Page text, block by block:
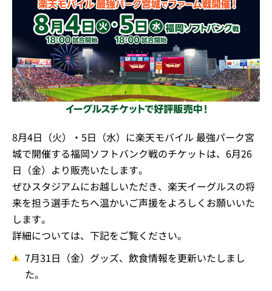
8月4日（火）・5日（水）に楽天モバイル 最強パーク宮
城で開催する福岡ソフトバンク戦のチケットは、6月26
日（金）より販売いたします。
ぜひスタジアムにお越しいただき、楽天イーグルスの将
来を担う選手たちへ温かいご声援をよろしくお願いいた
します。
詳細については、下記をご覧ください。
7月31日（金）グッズ、飲食情報を更新いたしまし
た。